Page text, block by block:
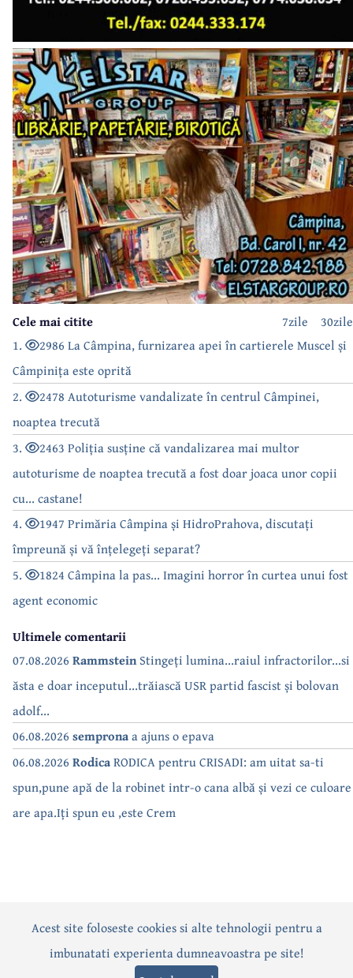
30zile
7zile
Cele mai citite
1.
2986 La Câmpina, furnizarea apei în cartierele Muscel și
Câmpinița este oprită
2.
2478 Autoturisme vandalizate în centrul Câmpinei,
noaptea trecută
3.
2463 Poliția susține că vandalizarea mai multor
autoturisme de noaptea trecută a fost doar joaca unor copii
cu... castane!
4.
1947 Primăria Câmpina și HidroPrahova, discutați
împreună și vă înțelegeți separat?
5.
1824 Câmpina la pas... Imagini horror în curtea unui fost
agent economic
Ultimele comentarii
07.08.2026 RammsteinStingeți lumina...raiul infractorilor...si
ăsta e doar inceputul...trăiască USR partid fascist și bolovan
adolf...
06.08.2026 sempronaa ajuns o epava
06.08.2026 RodicaRODICA pentru CRISADI: am uitat sa-ti
spun,pune apă de la robinet intr-o cana albă și vezi ce culoare
are apa.Iți spun eu ,este Crem
ActualitatePoliticăSocialEvenimentInterviuri
Editorial Sport Anunțuri
Acest site foloseste cookies si alte tehnologii pentru a
imbunatati experienta dumneavoastra pe site!